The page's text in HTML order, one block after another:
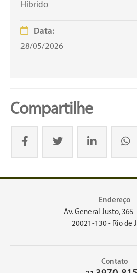
Híbrido
Data:
28/05/2026
Compartilhe
Endereço
Av. General Justo, 365
20021-130 - Rio de
Contato